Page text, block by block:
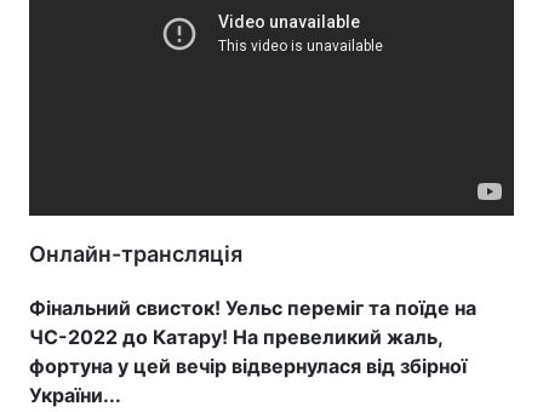
Онлайн-трансляція
Фінальний свисток! Уельс переміг та поїде на
ЧС-2022 до Катару! На превеликий жаль,
фортуна у цей вечір відвернулася від збірної
України...